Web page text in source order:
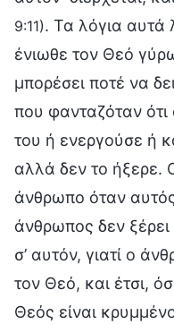
9:11). Τα λόγια αυτά
ένιωθε τον Θεό
μπορέσει ποτέ να
που φανταζόταν
του ή ενεργούσε ή
αλλά δεν το ήξερε.
άνθρωπο όταν
άνθρωπος δεν
σ’ αυτόν, γιατί ο
τον Θεό, και έτσι,
Θεός είναι